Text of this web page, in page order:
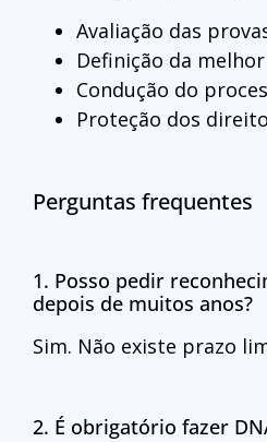
Avaliação das
Definição da
Condução do
Proteção dos
Perguntas frequentes
1. Posso pedir
depois de muitos anos?
Sim. Não existe prazo
2. É obrigatório fazer